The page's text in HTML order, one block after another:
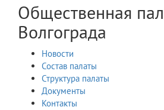
Общественная
Волгограда
Новости
Состав палаты
Структура палаты
Документы
Контакты